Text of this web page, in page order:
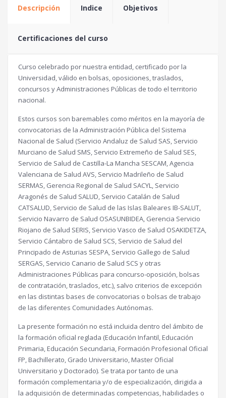
Descripción Indice Objetivos
Certificaciones del curso
Curso celebrado por nuestra entidad, certificado por la
Universidad, válido en bolsas, oposiciones, traslados,
concursos y Administraciones Públicas de todo el territorio
nacional.
Estos cursos son baremables como méritos en la mayoría de
convocatorias de la Administración Pública del Sistema
Nacional de Salud (Servicio Andaluz de Salud SAS, Servicio
Murciano de Salud SMS, Servicio Extremeño de Salud SES,
Servicio de Salud de Castilla-La Mancha SESCAM, Agencia
Valenciana de Salud AVS, Servicio Madrileño de Salud
SERMAS, Gerencia Regional de Salud SACYL, Servicio
Aragonés de Salud SALUD, Servicio Catalán de Salud
CATSALUD, Servicio de Salud de las Islas Baleares IB-SALUT,
Servicio Navarro de Salud OSASUNBIDEA, Gerencia Servicio
Riojano de Salud SERIS, Servicio Vasco de Salud OSAKIDETZA,
Servicio Cántabro de Salud SCS, Servicio de Salud del
Principado de Asturias SESPA, Servicio Gallego de Salud
SERGAS, Servicio Canario de Salud SCS y otras
Administraciones Públicas para concurso-oposición, bolsas
de contratación, traslados, etc.), salvo criterios de excepción
en las distintas bases de convocatorias o bolsas de trabajo
de las diferentes Comunidades Autónomas.
La presente formación no está incluida dentro del ámbito de
la formación oficial reglada (Educación Infantil, Educación
Primaria, Educación Secundaria, Formación Profesional Oficial
FP, Bachillerato, Grado Universitario, Master Oficial
Universitario y Doctorado). Se trata por tanto de una
formación complementaria y/o de especialización, dirigida a
la adquisición de determinadas competencias, habilidades o